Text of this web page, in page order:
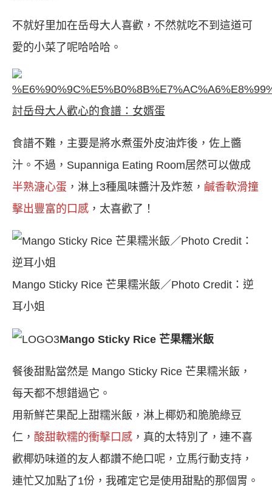
不就好里加在岳母大人喜歡，不然就吃不到這道可
愛的小菜了呢哈哈哈。
討岳母大人歡心的食譜：女婿蛋
食譜不難，主要是將水煮蛋外皮油炸後，佐上醬
汁。不過，Supanniga Eating Room居然可以做成
半熟溏心蛋 ，淋上3種風味醬汁及炸葱， 鹹香軟滑撞
擊出豐富的口感 ，太喜歡了！
Mango Sticky Rice 芒果糯米飯／Photo Credit：逆
耳小姐
Mango Sticky Rice 芒果糯米飯
餐後甜點當然是 Mango Sticky Rice 芒果糯米飯，
每天都不想錯過它。
用新鮮芒果配上甜糯米飯，淋上椰奶和脆脆綠豆
仁， 酸甜軟糯的衝擊口感 ，真的太特別了，連不喜
歡椰奶味道的友人都讚不絶口呢，立馬行動支持，
連忙又加點了1份，我確定它是使用甜點的那個胃。